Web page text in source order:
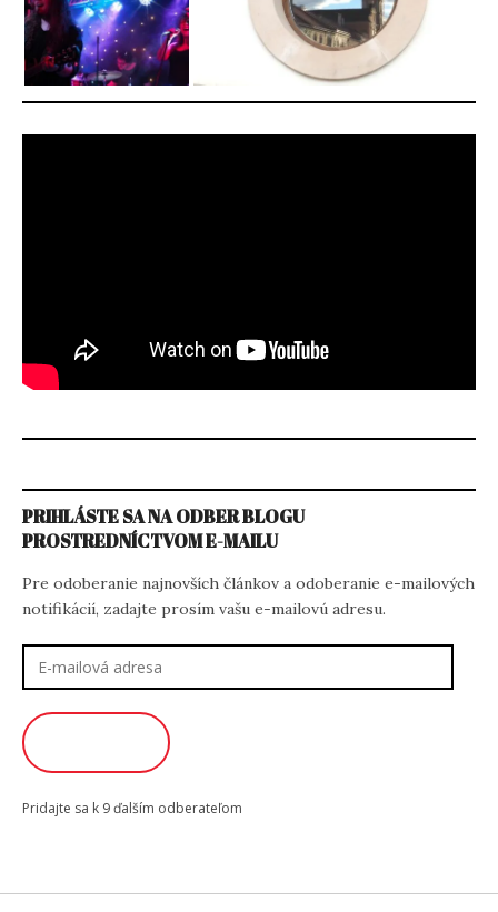
PRIHLÁSTE SA NA ODBER BLOGU
PROSTREDNÍCTVOM E-MAILU
Pre odoberanie najnovších článkov a odoberanie e-mailových
notifikácií, zadajte prosím vašu e-mailovú adresu.
adresa
Pridajte sa k 9 ďalším odberateľom